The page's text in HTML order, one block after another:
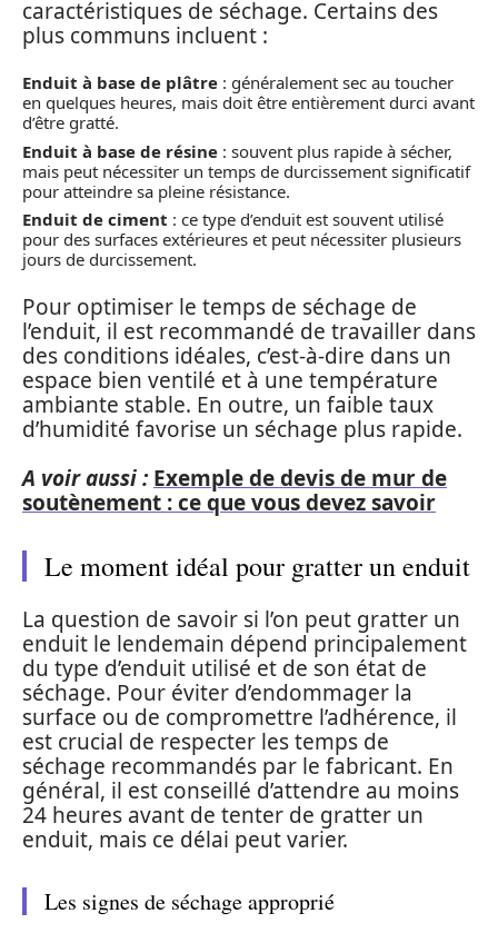
caractéristiques de séchage. Certains des
plus communs incluent :
Enduit à base de plâtre : généralement sec au toucher
en quelques heures, mais doit être entièrement durci avant
d’être gratté.
Enduit à base de résine : souvent plus rapide à sécher,
mais peut nécessiter un temps de durcissement significatif
pour atteindre sa pleine résistance.
Enduit de ciment : ce type d’enduit est souvent utilisé
pour des surfaces extérieures et peut nécessiter plusieurs
jours de durcissement.
Pour optimiser le temps de séchage de
l’enduit, il est recommandé de travailler dans
des conditions idéales, c’est-à-dire dans un
espace bien ventilé et à une température
ambiante stable. En outre, un faible taux
d’humidité favorise un séchage plus rapide.
A voir aussi : Exemple de devis de mur de
soutènement : ce que vous devez savoir
Le moment idéal pour gratter un enduit
La question de savoir si l’on peut gratter un
enduit le lendemain dépend principalement
du type d’enduit utilisé et de son état de
séchage. Pour éviter d’endommager la
surface ou de compromettre l’adhérence, il
est crucial de respecter les temps de
séchage recommandés par le fabricant. En
général, il est conseillé d’attendre au moins
24 heures avant de tenter de gratter un
enduit, mais ce délai peut varier.
Les signes de séchage approprié